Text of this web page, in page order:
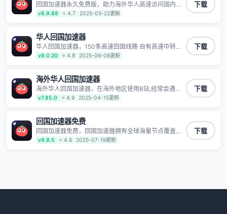
回国加速器永久免费版，助力海外华人高速访问国内网
络，快速开启国内各直播平台,解决国内视频、音乐卡顿
问题；更能加速海量国服游戏，超低延迟稳定不掉线,畅
v8.9.88 ⭐ 4.7 2025-05-22更新
下载
华人回国加速器
华人回国加速器，150条高速回国线路 自有高速中转节
点 无需注册 一键连接 提供高速线路 应用内直达视频音
乐app,快人一步 应用模式 App互不干扰 不间断的隐私保
止第三方对数据进行窃取和监听
v9.0.20 ⭐ 4.8 2025-06-08更新
下载
海外华人回国加速器
海外华人回国加速器，在海外地区使用B站,经常会遇到B
站地区版权限制/网络IP屏蔽,缓冲卡顿等问题,使用我们
的哔哩哔哩专用回国VPN,可加速解决各类网络问题,一键
服7*24小时服务。
v7.85.0 ⭐ 4.9 2025-04-15更新
下载
回国加速器免费
回国加速器免费，回国加速器拥有全球海量节点覆盖，
运营商专线不卡顿超稳定，专为海外华人和留学生打
造，帮助海外华人免除地域限制，随时高速稳定低延迟
v9.8.5 ⭐ 4.6 2025-07-19更新
下载